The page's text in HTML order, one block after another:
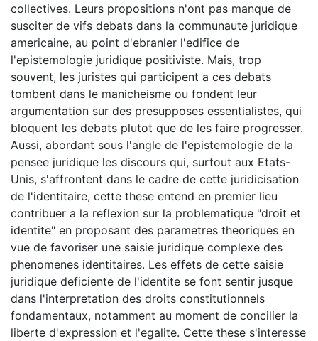
collectives. Leurs propositions n'ont pas manque de
susciter de vifs debats dans la communaute juridique
americaine, au point d'ebranler l'edifice de
l'epistemologie juridique positiviste. Mais, trop
souvent, les juristes qui participent a ces debats
tombent dans le manicheisme ou fondent leur
argumentation sur des presupposes essentialistes, qui
bloquent les debats plutot que de les faire progresser.
Aussi, abordant sous l'angle de l'epistemologie de la
pensee juridique les discours qui, surtout aux Etats-
Unis, s'affrontent dans le cadre de cette juridicisation
de l'identitaire, cette these entend en premier lieu
contribuer a la reflexion sur la problematique "droit et
identite" en proposant des parametres theoriques en
vue de favoriser une saisie juridique complexe des
phenomenes identitaires. Les effets de cette saisie
juridique deficiente de l'identite se font sentir jusque
dans l'interpretation des droits constitutionnels
fondamentaux, notamment au moment de concilier la
liberte d'expression et l'egalite. Cette these s'interesse